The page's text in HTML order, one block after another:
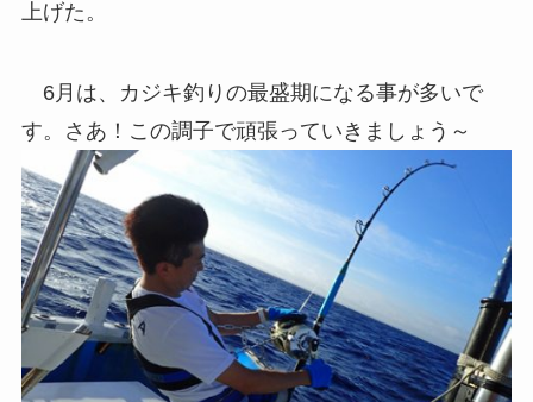
上げた。
6月は、カジキ釣りの最盛期になる事が多いで
す。さあ！この調子で頑張っていきましょう～